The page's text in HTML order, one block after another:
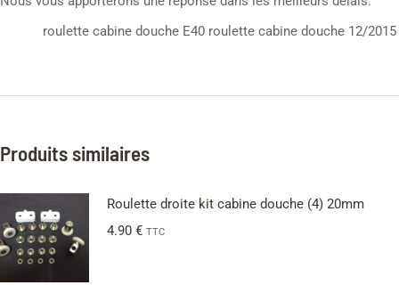
roulette cabine douche E40 roulette cabine douche 12/2015
Produits similaires
Roulette droite kit cabine douche (4) 20mm
4.90 € TTC